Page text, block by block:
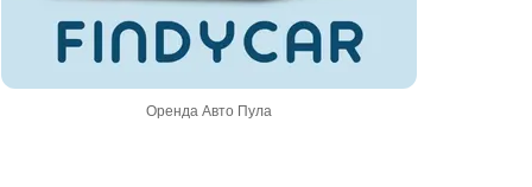
Оренда Авто Пула